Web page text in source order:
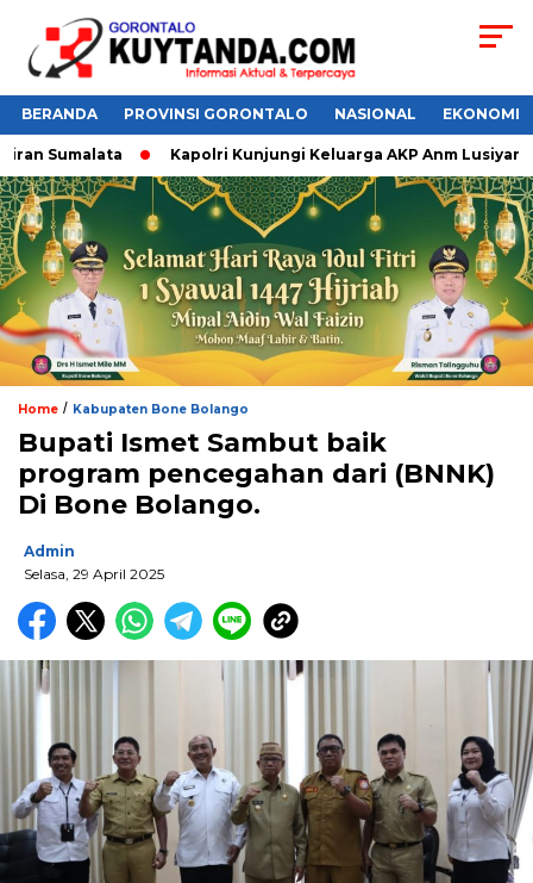
BERANDA PROVINSI GORONTALO NASIONAL EKONOMI
Sumalata Kapolri Kunjungi Keluarga AKP Anm Lusiyanto,
Home / Kabupaten Bone Bolango
Bupati Ismet Sambut baik
program pencegahan dari (BNNK)
Di Bone Bolango.
Admin
Selasa, 29 April 2025